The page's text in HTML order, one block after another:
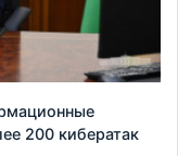
200 кибератак